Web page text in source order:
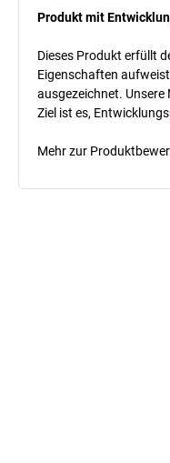
Produkt mit
Dieses Produkt erfüllt
Eigenschaften
ausgezeichnet.
Ziel ist es,
Mehr zur